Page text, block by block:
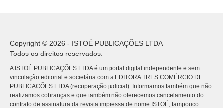
Copyright © 2026 - ISTOÉ PUBLICAÇÕES LTDA
Todos os direitos reservados.
A ISTOÉ PUBLICAÇÕES LTDA é um portal digital independente e sem
vinculação editorial e societária com a EDITORA TRES COMÉRCIO DE
PUBLICACÕES LTDA (recuperação judicial). Informamos também que não
realizamos cobranças e que também não oferecemos cancelamento do
contrato de assinatura da revista impressa de nome ISTOÉ, tampouco